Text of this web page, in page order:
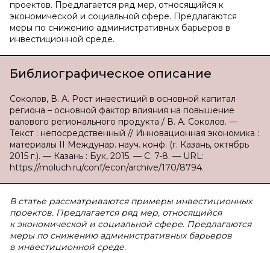
проектов. Предлагается ряд мер, относящийся к
экономической и социальной сфере. Предлагаются
меры по снижению административных барьеров в
инвестиционной среде.
Библиографическое описание
Соколов, В. А. Рост инвестиций в основной капитал
региона – основной фактор влияния на повышение
валового регионального продукта / В. А. Соколов. —
Текст : непосредственный // Инновационная экономика :
материалы II Междунар. науч. конф. (г. Казань, октябрь
2015 г.). — Казань : Бук, 2015. — С. 7-8. — URL:
https://moluch.ru/conf/econ/archive/170/8794.
В статье рассматриваются примеры инвестиционных
проектов. Предлагается ряд мер, относящийся
к экономической и социальной сфере. Предлагаются
меры по снижению административных барьеров
в инвестиционной среде.